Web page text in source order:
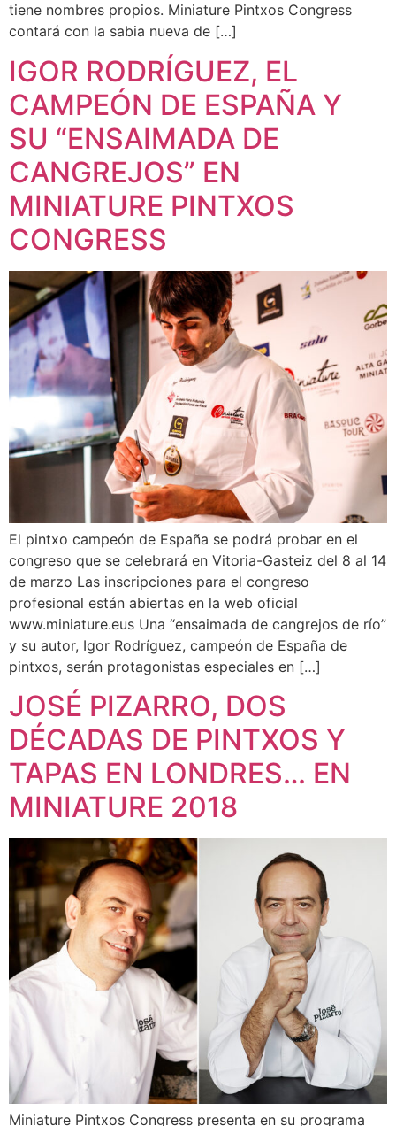
tiene nombres propios. Miniature Pintxos Congress
contará con la sabia nueva de […]
IGOR RODRÍGUEZ, EL
CAMPEÓN DE ESPAÑA Y
SU “ENSAIMADA DE
CANGREJOS” EN
MINIATURE PINTXOS
CONGRESS
El pintxo campeón de España se podrá probar en el
congreso que se celebrará en Vitoria-Gasteiz del 8 al 14
de marzo Las inscripciones para el congreso
profesional están abiertas en la web oficial
www.miniature.eus Una “ensaimada de cangrejos de río”
y su autor, Igor Rodríguez, campeón de España de
pintxos, serán protagonistas especiales en […]
JOSÉ PIZARRO, DOS
DÉCADAS DE PINTXOS Y
TAPAS EN LONDRES… EN
MINIATURE 2018
Miniature Pintxos Congress presenta en su programa